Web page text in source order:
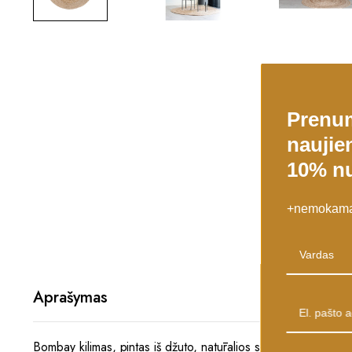
Aprašymas
Bombay kilimas, pintas iš džuto, natūralios spalvos. Ø90
10%